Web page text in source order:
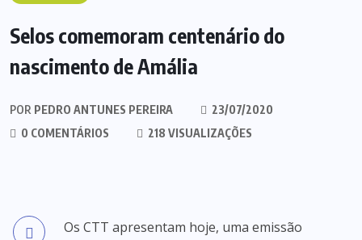
Selos comemoram centenário do
nascimento de Amália
POR PEDRO ANTUNES PEREIRA
23/07/2020
0 COMENTÁRIOS
218 VISUALIZAÇÕES
Os CTT apresentam hoje, uma emissão